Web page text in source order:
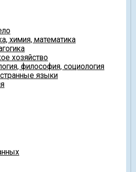
химия, математика
хозяйство
философия, социология
языки